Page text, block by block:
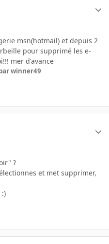
msn(hotmail) et depuis 2
pour supprimé les e-
mer d'avance
winner49
?
et met supprimer,